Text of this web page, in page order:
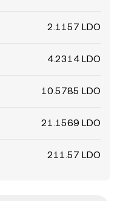
2.1157 LDO
4.2314 LDO
10.5785 LDO
21.1569 LDO
211.57 LDO